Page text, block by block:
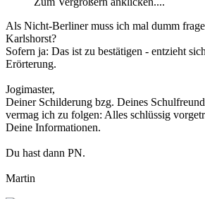
Als Nicht-Berliner muss ich mal dumm
Karlshorst?
Sofern ja: Das ist zu bestätigen - entzieht
Erörterung.
Jogimaster,
Deiner Schilderung bzg. Deines
vermag ich zu folgen: Alles schlüssig
Deine Informationen.
Du hast dann PN.
Martin